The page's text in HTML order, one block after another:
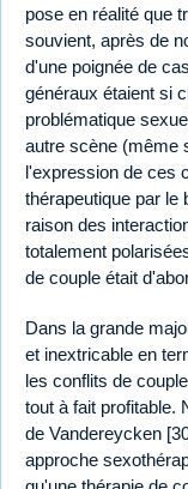
pose en réalité que
souvient, après de
d'une poignée de
généraux étaient si
problématique
autre scène (même
l'expression de ces
thérapeutique par le
raison des
totalement
de couple était
Dans la grande
et inextricable en
les conflits de
tout à fait profitable.
de Vandereycken
approche